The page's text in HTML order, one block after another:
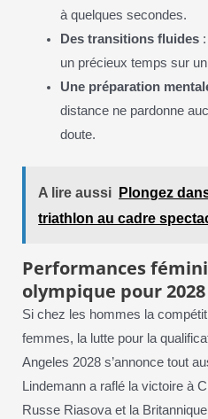
à quelques secondes.
Des transitions fluides
un précieux temps sur
Une préparation
distance ne pardonne
doute.
A lire aussi
Plongez
triathlon au cadre
Performances
olympique pour 2028
Si chez les hommes la
femmes, la lutte pour la
Angeles 2028 s’annonce tout
Lindemann a raflé la victoire à
Russe Riasova et la